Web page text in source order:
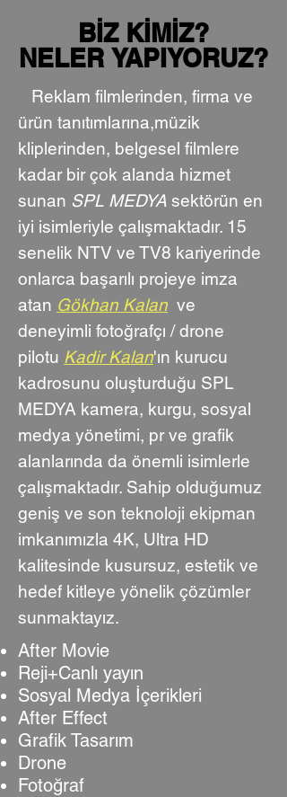
BİZ KİMİZ?
NELER YAPIYORUZ?
BİZ KİMİZ?
NELER YAPIYORUZ?
Reklam filmlerinden, firma ve
ürün tanıtımlarına,müzik
kliplerinden, belgesel filmlere
kadar bir çok alanda hizmet
sunan SPL MEDYA sektörün en
iyi isimleriyle çalışmaktadır. 15
senelik NTV ve TV8 kariyerinde
onlarca başarılı projeye imza
atan Gökhan Kalan ve
deneyimli fotoğrafçı / drone
pilotu Kadir Kalan'ın kurucu
kadrosunu oluşturduğu SPL
MEDYA kamera, kurgu, sosyal
medya yönetimi, pr ve grafik
alanlarında da önemli isimlerle
çalışmaktadır. Sahip olduğumuz
geniş ve son teknoloji ekipman
imkanımızla 4K, Ultra HD
kalitesinde kusursuz, estetik ve
hedef kitleye yönelik çözümler
sunmaktayız.
After Movie
Reji+Canlı yayın
Sosyal Medya İçerikleri
After Effect
Grafik Tasarım
Drone
Fotoğraf